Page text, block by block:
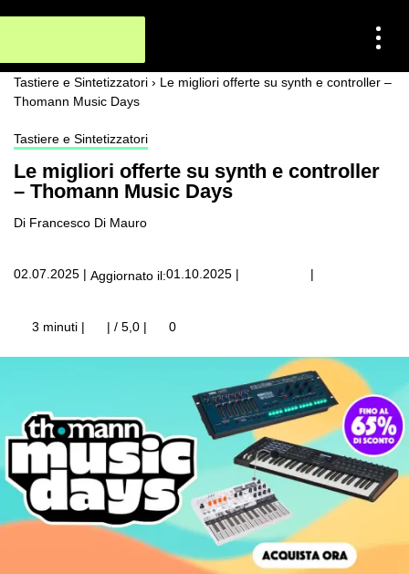
Tastiere e Sintetizzatori › Le migliori offerte su synth e controller –
Thomann Music Days
Tastiere e Sintetizzatori
Le migliori offerte su synth e controller
– Thomann Music Days
Di Francesco Di Mauro
02.07.2025 | Aggiornato il:01.10.2025 | |
3 minuti | | / 5,0 | 0